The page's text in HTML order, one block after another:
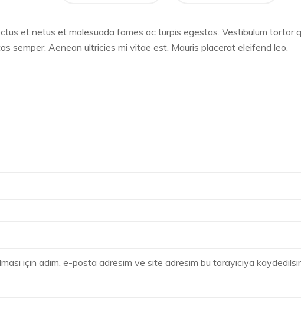
et netus et malesuada fames ac turpis egestas. Vestibulum tortor
semper. Aenean ultricies mi vitae est. Mauris placerat eleifend leo.
için adım, e-posta adresim ve site adresim bu tarayıcıya